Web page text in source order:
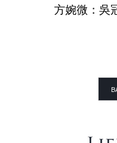
方婉微：吳